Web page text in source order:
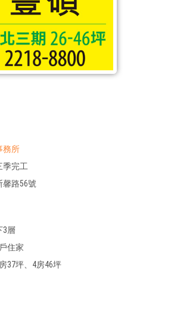
務所
季完工
馨路56號
3層
住家
37坪、4房46坪